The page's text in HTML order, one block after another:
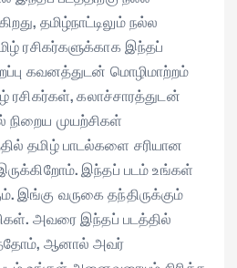
தமிழ்நாட்டிலும் நல்ல
ரசிகர்களுக்காக இந்தப்
கவனத்துடன் மொழிமாற்றம்
ரசிகர்கள், கலாச்சாரத்துடன்
நிறைய முயற்சிகள்
தமிழ் பாடல்களை சரியான
இந்தப் படம் உங்கள்
இங்கு வருகை தந்திருக்கும்
அவரை இந்தப் படத்தில்
ஆனால் அவர்